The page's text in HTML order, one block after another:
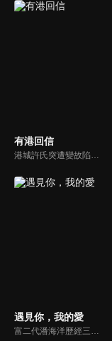
有港回信
遇見你，我的愛
富二代潘海洋歷經三次失敗婚姻，認為金錢阻礙愛情。唯第一任妻子陸雪怡真心待他。好友伊軒勸他隱藏身份。他在酒吧對芭蕾舞演員韓夢瑤一見鍾情。便化身業務經理與她相戀。熱戀中潘海洋決定娶韓夢瑤，卻在婚前發現韓夢瑤三年前曾是自己公司員工，進而揭開伊軒與韓夢瑤為還債設局圖謀他財產的陰謀...